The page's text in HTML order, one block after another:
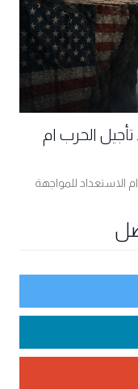
الحرب ام
الاستعداد للمواجهة